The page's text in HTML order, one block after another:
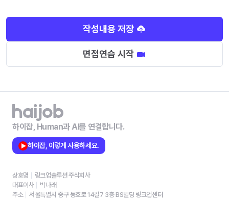
작성내용 저장
면접연습 시작
하이잡, Human과 AI를 연결합니다.
하이잡, 이렇게 사용하세요.
상호명
링크업솔루션 주식회사
대표이사
박나래
주소
서울특별시 중구 동호로 14길7 3층 BS빌딩 링크업센터